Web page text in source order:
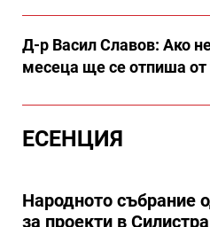
Д-р Васил Славов: Ако
месеца ще се отпиша от
ЕСЕНЦИЯ
Народното събрание
за проекти в Силистра